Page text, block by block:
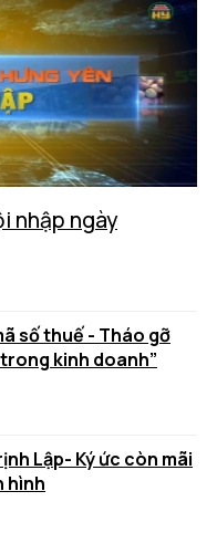
nhập ngày
số thuế - Tháo gỡ
kinh doanh”
Lập- Ký ức còn mãi
hình